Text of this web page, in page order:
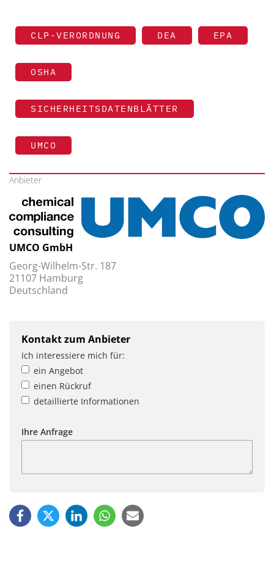
CLP-VERORDNUNG DEA EPA
OSHA
SICHERHEITSDATENBLÄTTER
UMCO
Anbieter
UMCO GmbH
Georg-Wilhelm-Str. 187
21107 Hamburg
Deutschland
Kontakt zum Anbieter
Ich interessiere mich für:
ein Angebot
einen Rückruf
detaillierte Informationen
Ihre Anfrage